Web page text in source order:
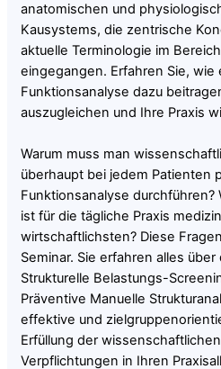
anatomischen und
Kausystems, die zentrische
aktuelle Terminologie im
eingegangen. Erfahren Sie, wie
Funktionsanalyse dazu
auszugleichen und Ihre Praxis
Warum muss man
überhaupt bei jedem Patienten
Funktionsanalyse durchführen?
ist für die tägliche Praxis
wirtschaftlichsten? Diese
Seminar. Sie erfahren alles
Strukturelle Belastungs-
Präventive Manuelle
effektive und
Erfüllung der
Verpflichtungen in Ihren